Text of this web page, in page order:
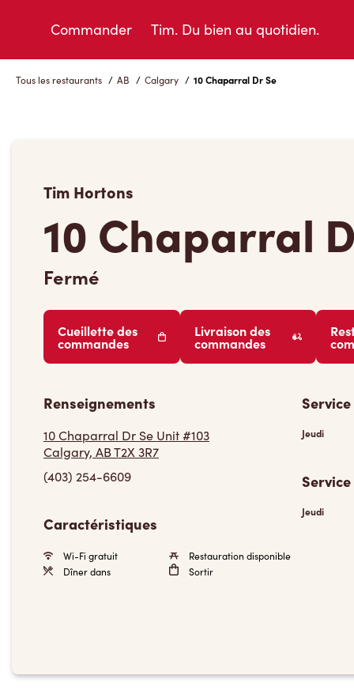
Commander Tim. Du bien au quotidien.
Tous les restaurants / AB / Calgary / 10 Chaparral Dr Se
Tim Hortons
10 Chaparral
Fermé
Cueillette des
commandes
Livraison des
commandes
Renseignements
10 Chaparral Dr Se Unit #103
Calgary, AB T2X 3R7
(403) 254-6609
Caractéristiques
Wi-Fi gratuit
Restauration disponible
Dîner dans
Sortir
Jeudi
Jeudi